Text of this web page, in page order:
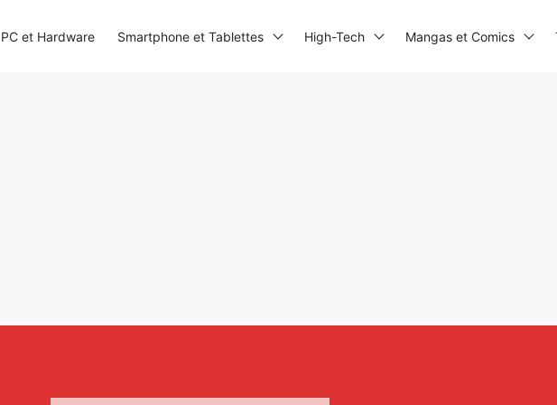
PC et Hardware Smartphone et Tablettes High-Tech Mangas et Comics